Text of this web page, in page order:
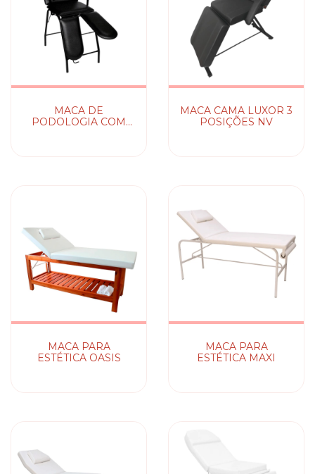
MACA DE
PODOLOGIA COM
MACA CAMA LUXOR 3
POSIÇÕES NV
MACA PARA
ESTÉTICA OASIS
MACA PARA
ESTÉTICA MAXI